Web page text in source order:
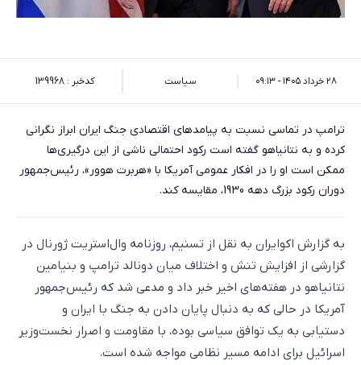
۲۸ خرداد ۱۴۰۵ - ۰۹:۱۳ سیاست کدخبر : 139968
ترامپ در تماسی نسبت به پیامدهای اقتصادی جنگ ایران ابراز نگرانی
کرده و به نتانیاهو گفته است رکود احتمالی ناشی از این درگیری‌ها
ممکن است او را در افکار عمومی آمریکا با «هربرت هوور»، رئیس‌جمهور
دوران رکود بزرگ دهه 1930، مقایسه کند.
به گزارش اکوایران به نقل از تسنیم، روزنامه وال‌استریت ژورنال در
گزارشی از افزایش تنش و اختلاف میان دونالد ترامپ و بنیامین
نتانیاهو در هفته‌های اخیر خبر داد و مدعی شد که رئیس‌جمهور
آمریکا در حالی که به دنبال پایان دادن به جنگ با ایران و
دستیابی به یک توافق سیاسی بوده، با مقاومت و اصرار نخست‌وزیر
اسرائیل برای ادامه مسیر نظامی مواجه شده است.